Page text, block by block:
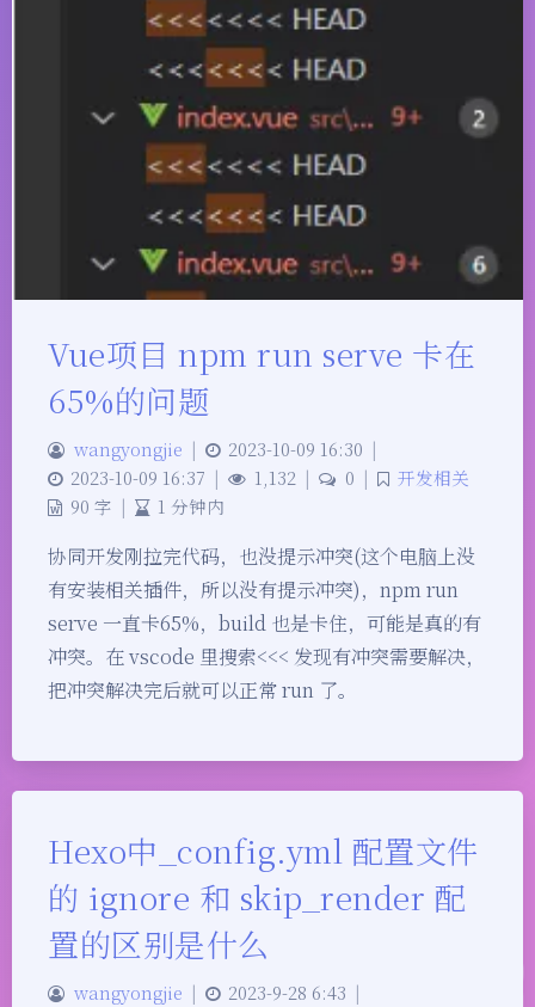
Vue项目 npm run serve 卡在
65%的问题
wangyongjie | 2023-10-09 16:30 |
2023-10-09 16:37 | 1,132 | 0 |
开发相关
90 字 | 1 分钟内
协同开发刚拉完代码，也没提示冲突(这个电脑上没
有安装相关插件，所以没有提示冲突)，npm run
serve 一直卡65%，build 也是卡住，可能是真的有
冲突。在 vscode 里搜索<<< 发现有冲突需要解决，
把冲突解决完后就可以正常 run 了。
Hexo中_config.yml 配置文件
的 ignore 和 skip_render 配
置的区别是什么
wangyongjie | 2023-9-28 6:43 |